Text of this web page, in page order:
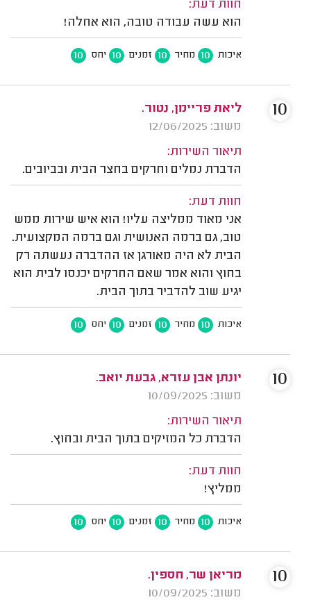
חוות דעת:
הוא עשה עבודה טובה, הוא אחלה!
איכות 10 מחיר 10 זמנים 10 יחס 10
ליאת פריימן, נטור.
משוב: 12/06/2025
תיאור השירות:
הדברת נמלים וחרקים בחצר הבית ובביובים.
חוות דעת:
אני מאוד ממליצה עליו! הוא איש שירות ממש
טוב, גם ברמה האנושית וגם ברמה המקצועית.
הבית לא היה מאורגן אז ההדברה נעשתה רק
בחוץ והוא אמר שאם החרקים יכנסו לבית הוא
יגיע שוב להדביר בתוך הבית.
איכות 10 מחיר 10 זמנים 10 יחס 10
10
יונתן אבן עזרא, גבעת יואב.
משוב: 10/09/2025
תיאור השירות:
הדברת כל המזיקים בתוך הבית ובחוץ.
חוות דעת:
ממליץ!
איכות 10 מחיר 10 זמנים 10 יחס 10
10
מריאן שר, חספין.
משוב: 10/09/2025
10